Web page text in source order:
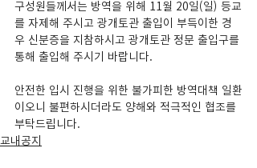
구성원들께서는 방역을 위해 11월 20일(일) 등교
를 자제해 주시고 광개토관 출입이 부득이한 경
우 신분증을 지참하시고 광개토관 정문 출입구를
통해 출입해 주시기 바랍니다.
안전한 입시 진행을 위한 불가피한 방역대책 일환
이오니 불편하시더라도 양해와 적극적인 협조를
부탁드립니다.
교내공지